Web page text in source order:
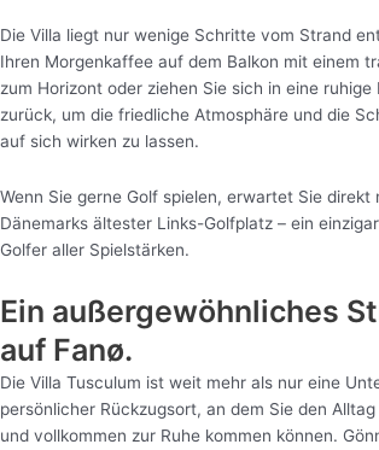
Die Villa liegt nur wenige Schritte vom Strand
Ihren Morgenkaffee auf dem Balkon mit einem
zum Horizont oder ziehen Sie sich in eine ruhige
zurück, um die friedliche Atmosphäre und die
auf sich wirken zu lassen.
Wenn Sie gerne Golf spielen, erwartet Sie direkt
Dänemarks ältester Links-Golfplatz – ein
Golfer aller Spielstärken.
Ein außergewöhnliches
auf Fanø.
Die Villa Tusculum ist weit mehr als nur eine
persönlicher Rückzugsort, an dem Sie den
und vollkommen zur Ruhe kommen können.